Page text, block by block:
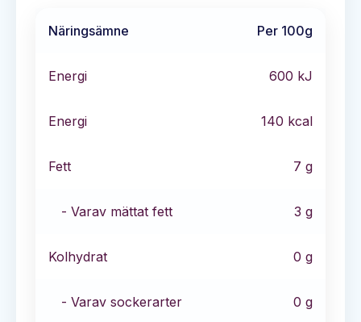
Näringsämne Per 100g
Energi 600 kJ
Energi 140 kcal
Fett 7 g
- Varav mättat fett 3 g
Kolhydrat 0 g
- Varav sockerarter 0 g